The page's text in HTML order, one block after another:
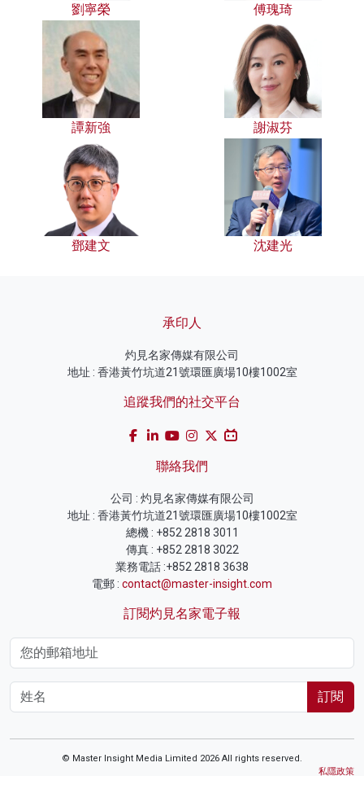
劉寧榮 傅瑰琦
譚新強 謝淑芬
鄧建文 沈建光
承印人
灼見名家傳媒有限公司
地址 : 香港黃竹坑道21號環匯廣場10樓1002室
追蹤我們的社交平台
聯絡我們
公司 : 灼見名家傳媒有限公司
地址 : 香港黃竹坑道21號環匯廣場10樓1002室
總機 : +852 2818 3011
傳真 : +852 2818 3022
業務電話 :+852 2818 3638
電郵 : contact@master-insight.com
訂閱灼見名家電子報
訂閱
© Master Insight Media Limited 2026 All rights reserved.
私隱政策